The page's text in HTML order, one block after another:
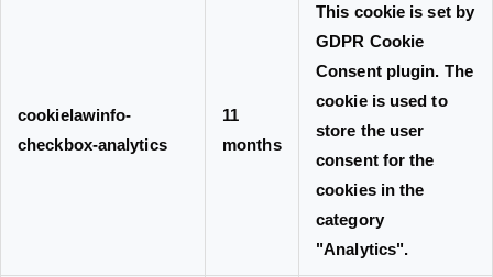
cookielawinfo-
checkbox-analytics
11
months
This cookie is set by
GDPR Cookie
Consent plugin. The
cookie is used to
store the user
consent for the
cookies in the
category
"Analytics".